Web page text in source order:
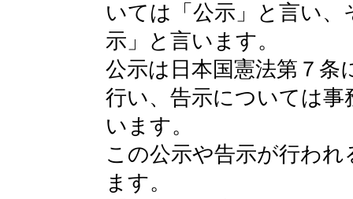
いては「公示」と言い
示」と言います。
公示は日本国憲法第７条
行い、告示については事
います。
この公示や告示が行わ
ます。